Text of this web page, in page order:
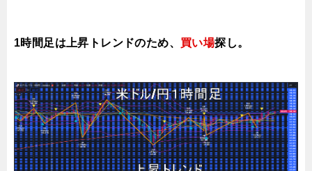
1時間足は上昇トレンドのため、 買い場探し。